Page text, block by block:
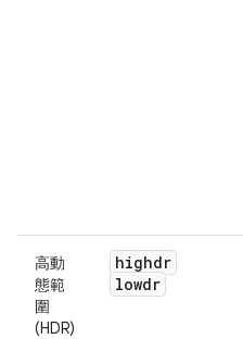
高動
態範
圍
(HDR)
highdr
lowdr